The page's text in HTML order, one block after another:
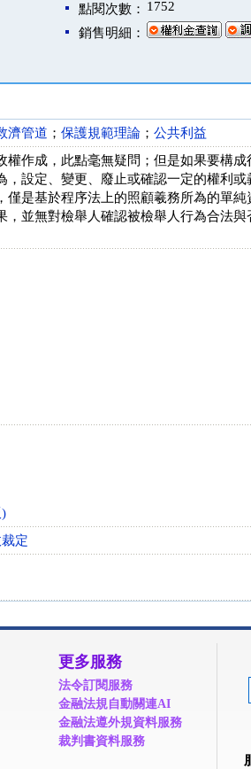
點閱次數： 1752
銷售明細：
濟管道 ； 保護規範理論 ； 公共利益
作成，此點毫無疑問；但是如果要構
設定、變更、廢止或確認一定的權利
是基於程序法上的照顧羲務所為的單
並無對檢舉人確認被檢舉人行為合法與
定
更多服務
法令訂閱服務
金融法規自動關連AI
金融法遵外規資料服務
裁判書資料服務